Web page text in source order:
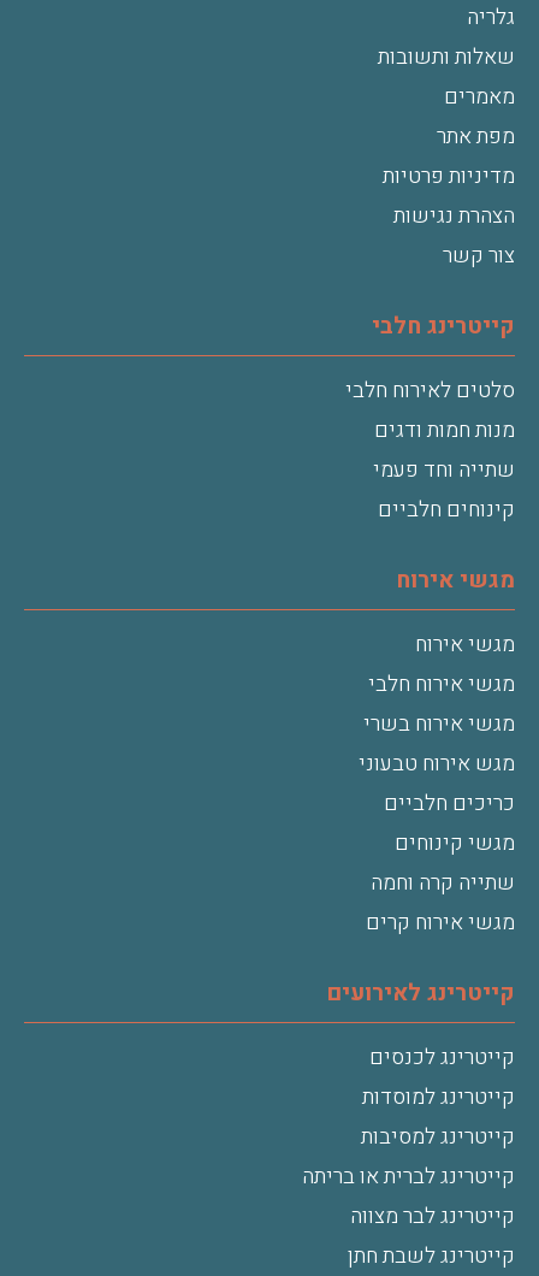
גלריה
שאלות ותשובות
מאמרים
מפת אתר
מדיניות פרטיות
הצהרת נגישות
צור קשר
קייטרינג חלבי
סלטים לאירוח חלבי
מנות חמות ודגים
שתייה וחד פעמי
קינוחים חלביים
מגשי אירוח
מגשי אירוח
מגשי אירוח חלבי
מגשי אירוח בשרי
מגש אירוח טבעוני
כריכים חלביים
מגשי קינוחים
שתייה קרה וחמה
מגשי אירוח קרים
קייטרינג לאירועים
קייטרינג לכנסים
קייטרינג למוסדות
קייטרינג למסיבות
קייטרינג לברית או בריתה
קייטרינג לבר מצווה
קייטרינג לשבת חתן